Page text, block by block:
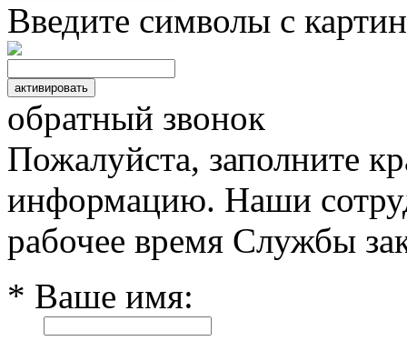
Введите символы с
обратный звонок
Пожалуйста, заполните
информацию. Наши
рабочее время Службы
* Ваше имя: